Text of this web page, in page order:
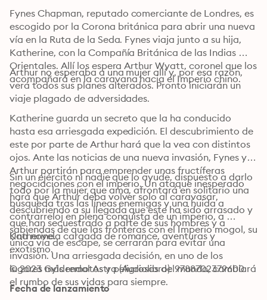
Fynes Chapman, reputado comerciante de Londres, es
escogido por la Corona británica para abrir una nueva
vía en la Ruta de la Seda. Fynes viaja junto a su hija,
Katherine, con la Compañía Británica de las Indias
Orientales. Allí los espera Arthur Wyatt, coronel que los
acompañará en la caravana hacia el Imperio chino.
Arthur no esperaba a una mujer allí y, por esa razón,
verá todos sus planes alterados. Pronto iniciarán un
viaje plagado de adversidades.
Katherine guarda un secreto que la ha conducido
hasta esa arriesgada expedición. El descubrimiento de
este por parte de Arthur hará que la vea con distintos
ojos. Ante las noticias de una nueva invasión, Fynes y
Arthur partirán para emprender unas fructíferas
negociaciones con el imperio. Un ataque inesperado
hará que Arthur deba volver solo al caravasar,
descubriendo a su llegada que este ha sido arrasado y
que han secuestrado a parte de sus hombres y a
Katherine.
Sin un ejército ni nadie que lo ayude, dispuesto a darlo
todo por la mujer que ama, afrontará en solitario una
búsqueda tras las líneas enemigas y una huida a
contrarreloj en plena conquista de un imperio, a
sabiendas de que las fronteras con el Imperio mogol, su
única vía de escape, se cerrarán para evitar una
invasión. Una arriesgada decisión, en uno de los
lugares más remotos y peligrosos del mundo, cambiará
el rumbo de sus vidas para siempre.
Una novela cargada de romance, aventuras y
exotismo.
© 2023 Gyldendal Astra (Audiolibro): 9788702379600
Fecha de lanzamiento